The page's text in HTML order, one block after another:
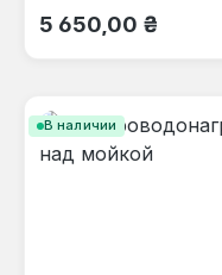
Обычная цена:
5 650,00 ₴
В наличии